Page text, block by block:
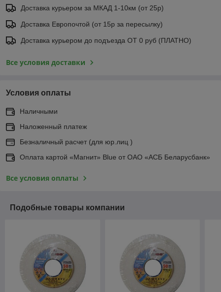
Доставка курьером за МКАД 1-10км (от 25р)
Доставка Европочтой (от 15р за пересылку)
Доставка курьером до подъезда ОТ 0 руб (ПЛАТНО)
Все условия доставки
Условия оплаты
Наличными
Наложенный платеж
Безналичный расчет (для юр.лиц )
Оплата картой «Магнит» Blue от ОАО «АСБ Беларусбанк»
Все условия оплаты
Подобные товары компании